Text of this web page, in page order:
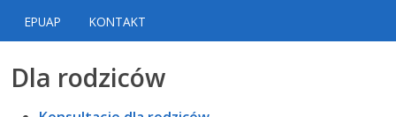
EPUAP
KONTAKT
Dla rodziców